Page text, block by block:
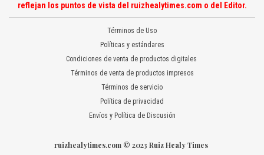
reflejan los puntos de vista del ruizhealytimes.com o del Editor.
Términos de Uso
Políticas y estándares
Condiciones de venta de productos digitales
Términos de venta de productos impresos
Términos de servicio
Política de privacidad
Envíos y Política de Discusión
ruizhealytimes.com © 2023 Ruiz Healy Times